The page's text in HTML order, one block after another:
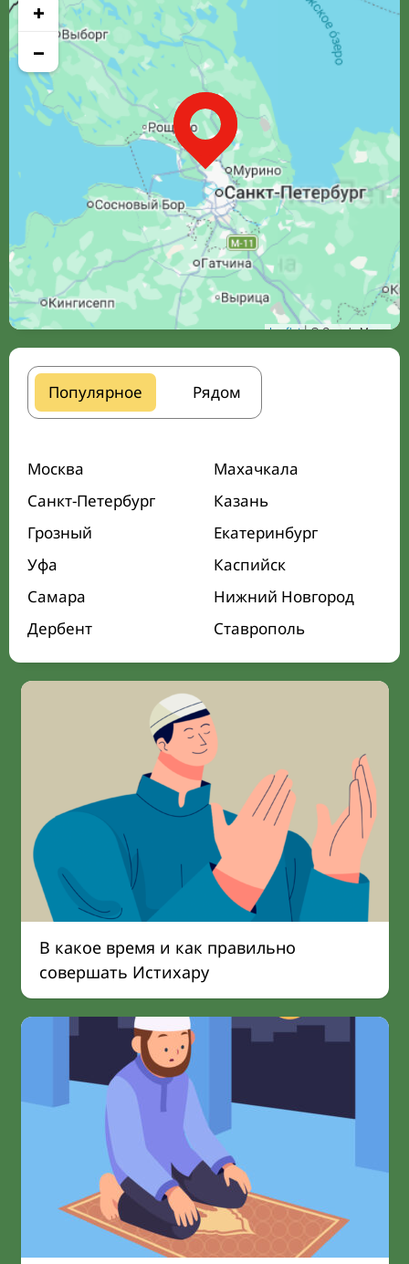
+
−
Leaflet| © Google Maps
Популярное Рядом
Москва
Махачкала
Санкт-Петербург
Казань
Грозный
Екатеринбург
Уфа
Каспийск
Самара
Нижний Новгород
Дербент
Ставрополь
В какое время и как правильно
совершать Истихару